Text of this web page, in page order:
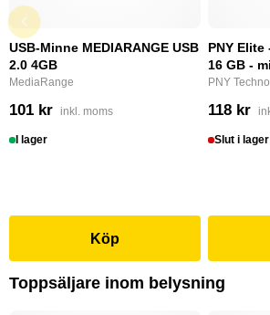
USB-Minne MEDIARANGE USB
2.0 4GB
MediaRange
101 kr inkl. moms
I lager
Köp
PNY
16 GB -
PNY
118 kr
Slut i lager
Toppsäljare inom belysning